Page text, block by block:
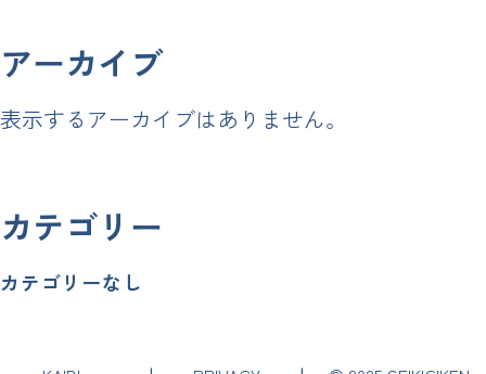
アーカイブ
表示するアーカイブはありません。
カテゴリー
カテゴリーなし